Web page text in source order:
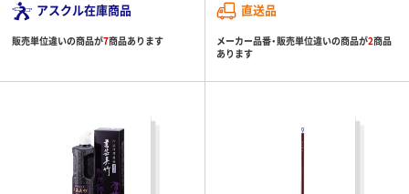
アスクル在庫商品
販売単位違いの商品が7商品あります
直送品
メーカー品番・販売単位違いの商品が2商品
あります